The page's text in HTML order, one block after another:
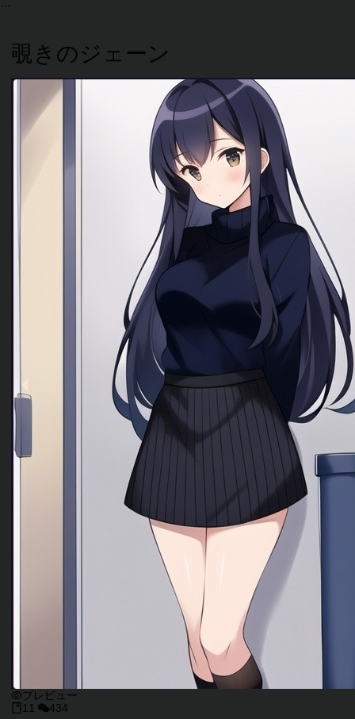
覗きのジェーン
プレビュー
11
434